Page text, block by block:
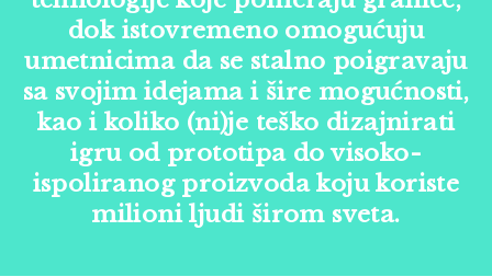
dok istovremeno omogućuju
umetnicima da se stalno poigravaju
sa svojim idejama i šire mogućnosti,
kao i koliko (ni)je teško dizajnirati
igru od prototipa do visoko-
ispoliranog proizvoda koju koriste
milioni ljudi širom sveta.